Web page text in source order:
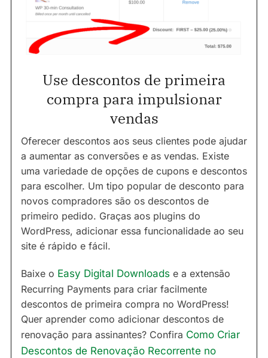
Use descontos de primeira
compra para impulsionar
vendas
Oferecer descontos aos seus clientes pode ajudar
a aumentar as conversões e as vendas. Existe
uma variedade de opções de cupons e descontos
para escolher. Um tipo popular de desconto para
novos compradores são os descontos de
primeiro pedido. Graças aos plugins do
WordPress, adicionar essa funcionalidade ao seu
site é rápido e fácil.
Baixe o Easy Digital Downloads e a extensão
Recurring Payments para criar facilmente
descontos de primeira compra no WordPress!
Quer aprender como adicionar descontos de
renovação para assinantes? Confira Como Criar
Descontos de Renovação Recorrente no